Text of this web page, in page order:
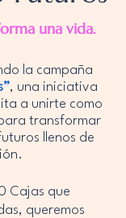
una vida.
la campaña
, una iniciativa
a unirte como
transformar
llenos de
Cajas que
queremos